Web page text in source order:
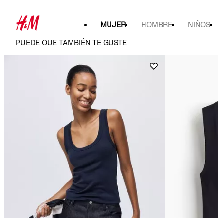
MUJER HOMBRE NIÑOS
PUEDE QUE TAMBIÉN TE GUSTE